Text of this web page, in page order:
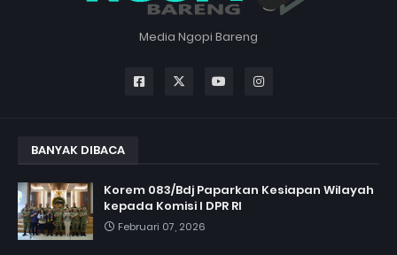
Media Ngopi Bareng
BANYAK DIBACA
Korem 083/Bdj Paparkan Kesiapan Wilayah
kepada Komisi I DPR RI
Februari 07, 2026